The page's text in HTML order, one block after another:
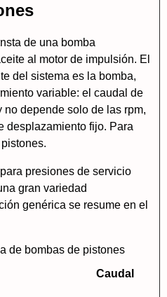
de una bomba
al motor de impulsión. El
del sistema es la bomba,
variable: el caudal de
depende solo de las rpm,
desplazamiento fijo. Para
presiones de servicio
gran variedad
genérica se resume en el
de bombas de pistones
Caudal